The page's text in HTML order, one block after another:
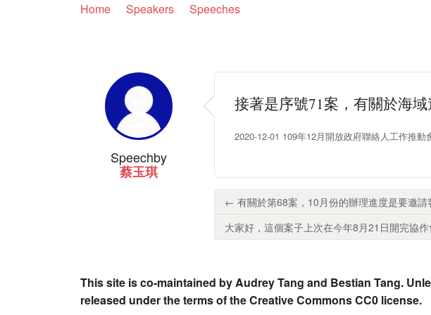
Home Speakers Speeches
Speechby
蔡玉琪
接著是序號71案，有關於海
2020-12-01 109年12月開放政府聯絡人工作推動
← 有關於第68案，10月份的辦理進度是要邀請
大家好，這個案子上次在今年8月21日開完協
This site is co-maintained by Audrey Tang and Bestian Tang.
released under the terms of the Creative Commons CC0 license.